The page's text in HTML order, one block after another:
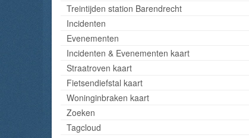
Treintijden station Barendrecht
Incidenten
Evenementen
Incidenten & Evenementen kaart
Straatroven kaart
Fietsendiefstal kaart
Woninginbraken kaart
Zoeken
Tagcloud